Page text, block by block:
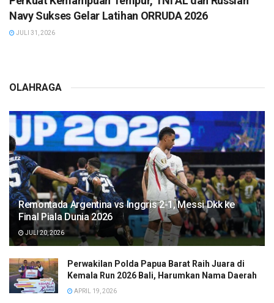
Navy Sukses Gelar Latihan ORRUDA 2026
JULI 31, 2026
OLAHRAGA
Remontada Argentina vs Inggris 2-1, Messi Dkk ke
Final Piala Dunia 2026
JULI 20, 2026
Perwakilan Polda Papua Barat Raih Juara di
Kemala Run 2026 Bali, Harumkan Nama Daerah
APRIL 19, 2026